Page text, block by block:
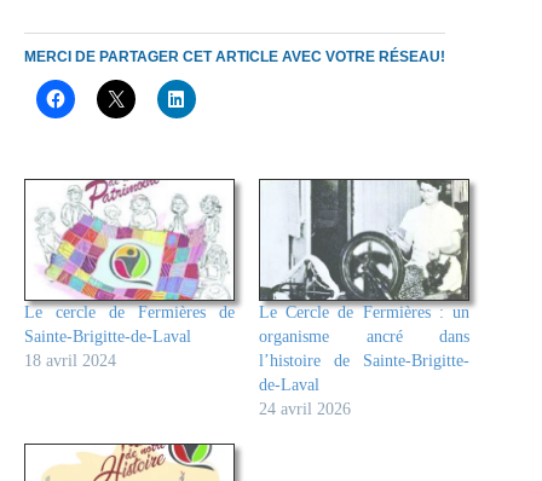
MERCI DE PARTAGER CET ARTICLE AVEC VOTRE RÉSEAU!
Le cercle de Fermières de
Sainte-Brigitte-de-Laval
18 avril 2024
Le Cercle de Fermières : un
organisme ancré dans
l’histoire de Sainte-Brigitte-
de-Laval
24 avril 2026